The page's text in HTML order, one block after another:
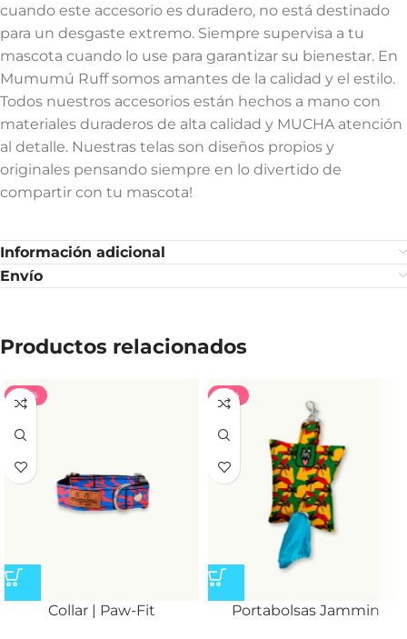
cuando este accesorio es duradero, no está destinado
para un desgaste extremo. Siempre supervisa a tu
mascota cuando lo use para garantizar su bienestar. En
Mumumú Ruff somos amantes de la calidad y el estilo.
Todos nuestros accesorios están hechos a mano con
materiales duraderos de alta calidad y MUCHA atención
al detalle. Nuestras telas son diseños propios y
originales pensando siempre en lo divertido de
compartir con tu mascota!
Información adicional
Envío
Productos relacionados
-40%
Collar | Paw-Fit
-35%
Portabolsas Jammin